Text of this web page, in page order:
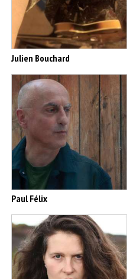
Julien Bouchard
Paul Félix